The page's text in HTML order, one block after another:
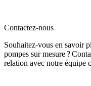
Contactez-nous
Souhaitez-vous en savoir
pompes sur mesure ?
relation avec notre équipe